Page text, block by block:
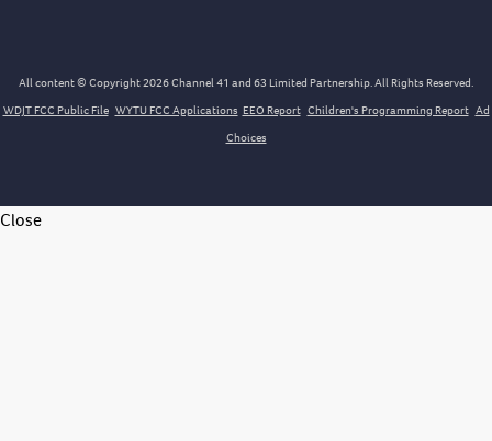
All content © Copyright 2026 Channel 41 and 63 Limited Partnership. All Rights Reserved.
WDJT FCC Public File WYTU FCC Applications EEO Report Children's Programming Report Ad
Choices
Close